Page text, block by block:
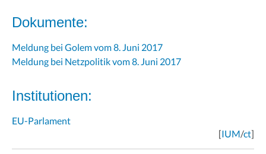
Dokumente:
Meldung bei Golem vom 8. Juni 2017
Meldung bei Netzpolitik vom 8. Juni 2017
Institutionen:
EU-Parlament
[IUM/ct]